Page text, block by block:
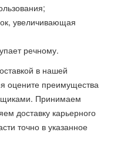
увеличивающая
речному.
в нашей
оцените преимущества
Принимаем
доставку карьерного
точно в указанное